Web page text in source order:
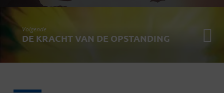
Volgende
DE KRACHT VAN DE OPSTANDING